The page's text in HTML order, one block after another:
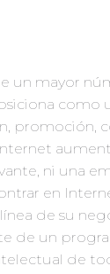
un mayor
como
promoción,
ni una
en
de su
de un
de